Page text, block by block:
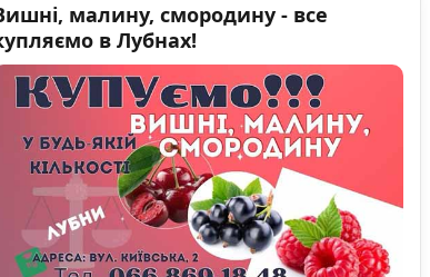
малину, смородину - все
в Лубнах!